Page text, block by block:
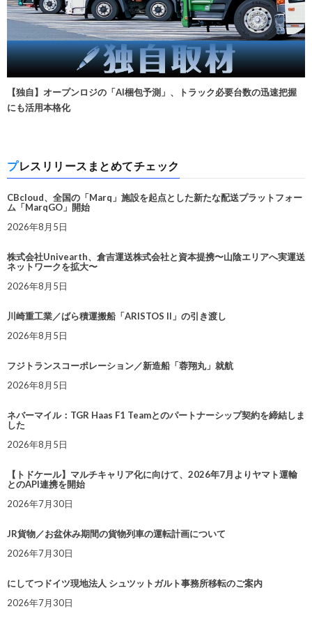
【独自】オープンロジの「AI梱包予測」、トラック必要台数の迅速把握
にも活用本格化
プレスリリースまとめてチェック
CBcloud、全国の「Marq」施設を起点とした新たな配送プラットフォー
ム「MarqGO」開始
2026年8月5日
株式会社Univearth、倉吉運送株式会社と資本提携〜山陰エリアへ実運送
ネットワークを拡大〜
2026年8月5日
川崎重工業／ばら積運搬船「ARISTOS II」の引き渡し
2026年8月5日
フジトランスコーポレーション／新造船「蓉翔丸」就航
2026年8月5日
ネバーマイル：TGR Haas F1 Teamとのパートナーシップ契約を締結しま
した
2026年8月5日
【トドケール】マルチキャリア化に向けて、2026年7月よりヤマト運輸
とのAPI連携を開始
2026年7月30日
JR貨物／お盆休み期間の貨物列車の運転計画について
2026年7月30日
にしてつドイツ現地法人 シュツットガルト事務所移転のご案内
2026年7月30日